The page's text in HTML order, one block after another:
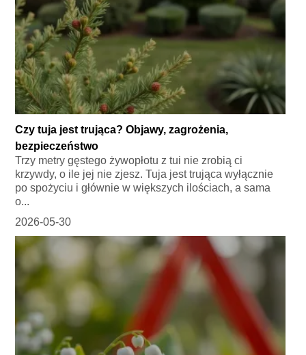
Czy tuja jest trująca? Objawy, zagrożenia,
bezpieczeństwo
Trzy metry gęstego żywopłotu z tui nie zrobią ci
krzywdy, o ile jej nie zjesz. Tuja jest trująca wyłącznie
po spożyciu i głównie w większych ilościach, a sama
o...
2026-05-30